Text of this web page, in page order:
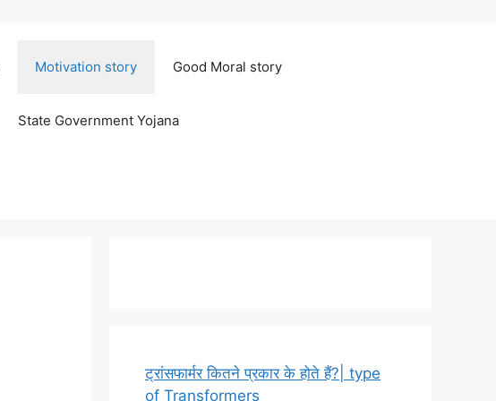
Motivation story Good Moral story
State Government Yojana
ट्रांसफार्मर कितने प्रकार के होते हैं?| type
of Transformers